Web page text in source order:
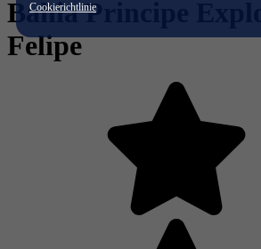
Cookierichtlinie
Bahia Principe
Felipe